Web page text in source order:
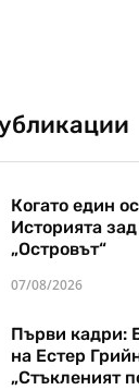
Когато един
Историята
„Островът“
07/08/2026
Първи кадри:
на Естер
„Стъкленият